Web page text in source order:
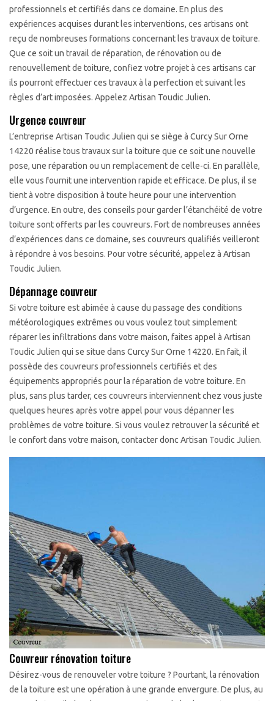
professionnels et certifiés dans ce domaine. En plus des
expériences acquises durant les interventions, ces artisans ont
reçu de nombreuses formations concernant les travaux de toiture.
Que ce soit un travail de réparation, de rénovation ou de
renouvellement de toiture, confiez votre projet à ces artisans car
ils pourront effectuer ces travaux à la perfection et suivant les
règles d’art imposées. Appelez Artisan Toudic Julien.
Urgence couvreur
L’entreprise Artisan Toudic Julien qui se siège à Curcy Sur Orne
14220 réalise tous travaux sur la toiture que ce soit une nouvelle
pose, une réparation ou un remplacement de celle-ci. En parallèle,
elle vous fournit une intervention rapide et efficace. De plus, il se
tient à votre disposition à toute heure pour une intervention
d’urgence. En outre, des conseils pour garder l’étanchéité de votre
toiture sont offerts par les couvreurs. Fort de nombreuses années
d’expériences dans ce domaine, ses couvreurs qualifiés veilleront
à répondre à vos besoins. Pour votre sécurité, appelez à Artisan
Toudic Julien.
Dépannage couvreur
Si votre toiture est abimée à cause du passage des conditions
météorologiques extrêmes ou vous voulez tout simplement
réparer les infiltrations dans votre maison, faites appel à Artisan
Toudic Julien qui se situe dans Curcy Sur Orne 14220. En fait, il
possède des couvreurs professionnels certifiés et des
équipements appropriés pour la réparation de votre toiture. En
plus, sans plus tarder, ces couvreurs interviennent chez vous juste
quelques heures après votre appel pour vous dépanner les
problèmes de votre toiture. Si vous voulez retrouver la sécurité et
le confort dans votre maison, contacter donc Artisan Toudic Julien.
Couvreur rénovation toiture
Désirez-vous de renouveler votre toiture ? Pourtant, la rénovation
de la toiture est une opération à une grande envergure. De plus, au